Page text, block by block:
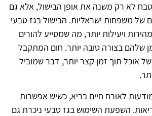
לא רק משנה את אופן הבישול, אלא גם
של משפחות ישראליות. הבישול בגז טבעי
ויעילות יותר, מה שמסייע להורים
שלהם בצורה טובה יותר. חום המתקבל
אוכל תוך זמן קצר יותר, דבר שמוביל
לאורח חיים בריא, כשיש אפשרות
השפעת השימוש בגז טבעי ניכרת גם